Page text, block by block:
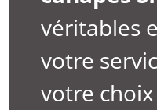
véritables
votre
votre